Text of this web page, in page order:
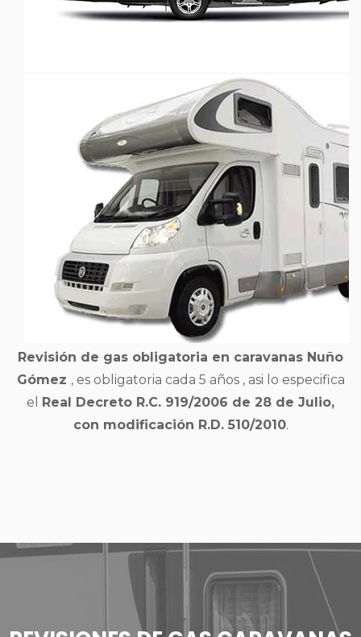
Revisión de gas obligatoria en caravanas Nuño
Gómez , es obligatoria cada 5 años , asi lo especifica
el Real Decreto R.C. 919/2006 de 28 de Julio,
con modificación R.D. 510/2010.